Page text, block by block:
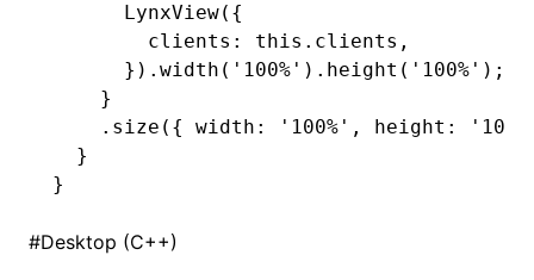
      LynxView
({
        clients
: this .clients ,
      })
.width ( '100%' ) .height ( '100%' );
    }
    .size
({ width : '100%' , height :
  }
}
#Desktop (C++)